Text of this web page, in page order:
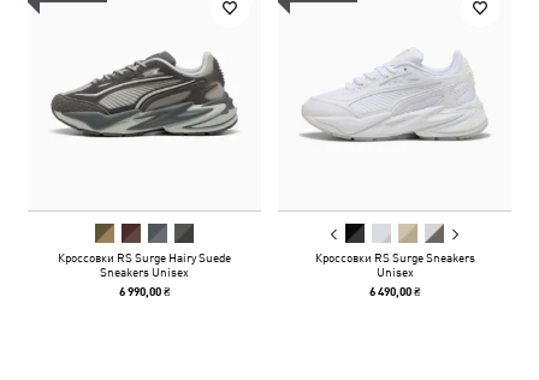
Кроссовки RS Surge Hairy Suede
Sneakers Unisex
6 990,00 ₴
Кроссовки RS Surge Sneakers
Unisex
6 490,00 ₴